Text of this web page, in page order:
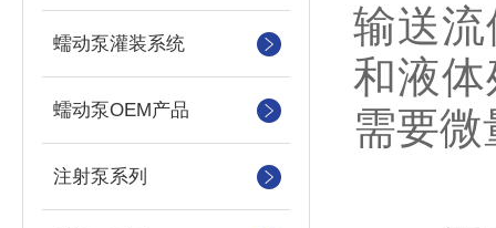
蠕动泵灌装系统
蠕动泵OEM产品
注射泵系列
输送
和液
需要